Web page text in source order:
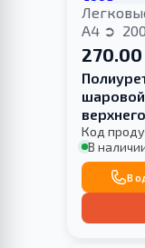
A4
270.00
2008
Код
В
В